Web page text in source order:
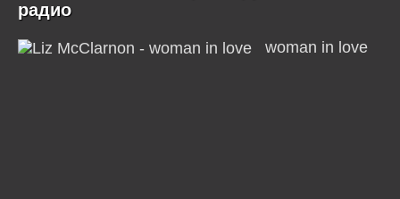
радио
woman in love